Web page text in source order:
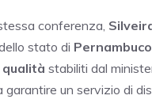
conferenza,
stato di Pernambuco
stabiliti dal
garantire un servizio di